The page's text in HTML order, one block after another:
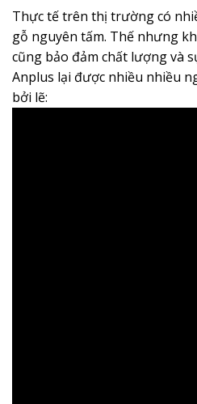
Thực tế trên thị trường có
gỗ nguyên tấm. Thế nhưng
cũng bảo đảm chất lượng và
Anplus lại được nhiều nhiều
bởi lẽ: